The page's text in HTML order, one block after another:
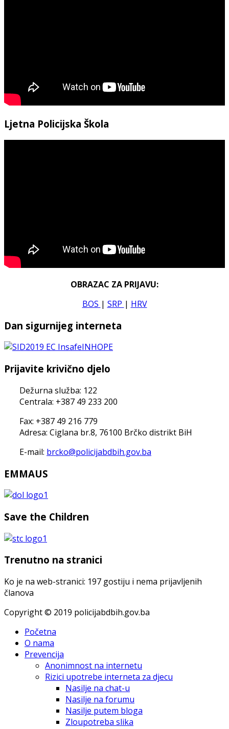
Ljetna Policijska Škola
OBRAZAC ZA PRIJAVU:
BOS | SRP | HRV
Dan sigurnijeg interneta
Prijavite krivično djelo
Dežurna služba: 122
Centrala: +387 49 233 200
Fax: +387 49 216 779
Adresa: Ciglana br.8, 76100 Brčko distrikt BiH
E-mail: brcko@policijabdbih.gov.ba
EMMAUS
Save the Children
Trenutno na stranici
Ko je na web-stranici: 197 gostiju i nema prijavljenih
članova
Copyright © 2019 policijabdbih.gov.ba
Početna
O nama
Prevencija
Anonimnost na internetu
Rizici upotrebe interneta za djecu
Nasilje na chat-u
Nasilje na forumu
Nasilje putem bloga
Zloupotreba slika